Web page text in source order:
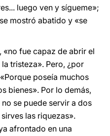
luego ven y sígueme»;
mostró abatido y «se
«no fue capaz de abrir el
tristeza». Pero, ¿por
poseía muchos
bienes». Por lo demás,
se puede servir a dos
las riquezas».
afrontado en una